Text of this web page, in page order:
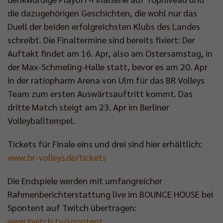
die dazugehörigen Geschichten, die wohl nur das
Duell der beiden erfolgreichsten Klubs des Landes
schreibt. Die Finaltermine sind bereits fixiert: Der
Auftakt findet am 16. Apr, also am Ostersamstag, in
der Max-Schmeling-Halle statt, bevor es am 20. Apr
in der ratiopharm Arena von Ulm für das BR Volleys
Team zum ersten Auswärtsauftritt kommt. Das
dritte Match steigt am 23. Apr im Berliner
Volleyballtempel.
Tickets für Finale eins und drei sind hier erhältlich:
www.br-volleys.de/tickets
Die Endspiele werden mit umfangreicher
Rahmenberichterstattung live im BOUNCE HOUSE bei
Spontent auf Twitch übertragen: